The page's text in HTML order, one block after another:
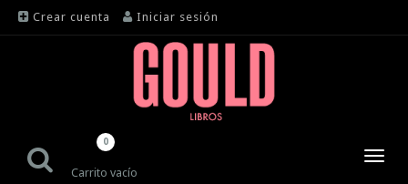
Crear cuenta Iniciar sesión
Carrito vacío
0